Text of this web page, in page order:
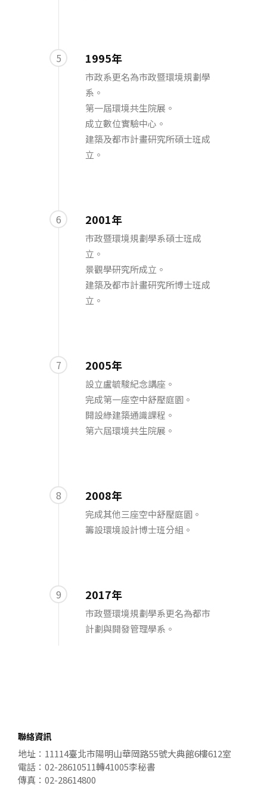
5 1995年
市政系更名為市政暨環境規劃學
系。
第一屆環境共生院展。
成立數位實驗中心。
建築及都市計畫研究所碩士班成
立。
6 2001年
市政暨環境規劃學系碩士班成
立。
景觀學研究所成立。
建築及都市計畫研究所博士班成
立。
7 2005年
設立盧毓駿紀念講座。
完成第一座空中舒壓庭園。
開設綠建築通識課程。
第六屆環境共生院展。
8 2008年
完成其他三座空中舒壓庭園。
籌設環境設計博士班分組。
9 2017年
市政暨環境規劃學系更名為都市
計劃與開發管理學系。
聯絡資訊
地址：11114臺北市陽明山華岡路55號大典館6樓612室
電話：02-28610511轉41005李秘書
傳真：02-28614800